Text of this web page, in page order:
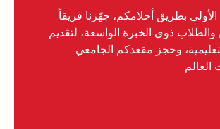
بطريق أحلامكم، جهّزنا فريقاً
والطلاب ذوي الخبرة الواسعة، لتقديم
وحجز مقعدكم الجامعي